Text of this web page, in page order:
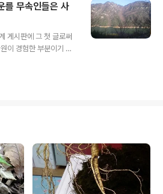
사람만이 그 분야의 대
. 또한 진정한 무속인이
을 써라, 라는 둥 이런 부
들 마다 신 기가 없다
니다. 하여 누구에게나
을 보이지 않는 작은 기
를 무속인들은 사
게시판에 그 첫 글로써
이 경험한 부분이기 때
종주 하면서,그 구간 구
은 사람들이 무속인을
들이 3만명은 넘을 것
당은 잇는것일까? 산원
받기란 나 역시 해본적이
무엇이라고 표현 하기